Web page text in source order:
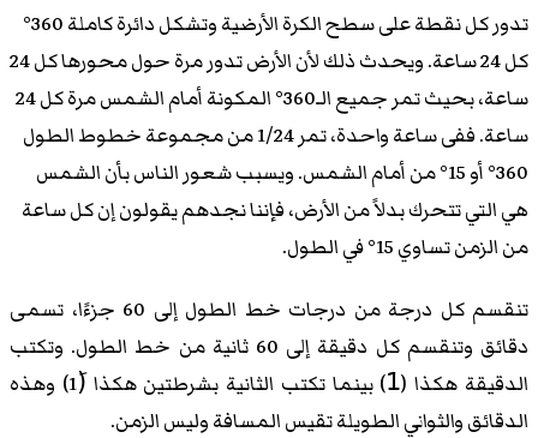
تدور كل نقطة على سطح الكرة الأرضية وتشكل دائرة كاملة 360°
كل 24 ساعة. ويحدث ذلك لأن الأرض تدور مرة حول محورها كل 24
ساعة، بحيث تمر جميع الـ360° المكونة أمام الشمس مرة كل 24
ساعة. ففى ساعة واحدة، تمر 1/24 من مجموعة خطوط الطول
360° أو 15° من أمام الشمس. ويسبب شعور الناس بأن الشمس
هي التي تتحرك بدلاً من الأرض، فإننا نجدهم يقولون إن كل ساعة
من الزمن تساوي 15° في الطول.
تنقسم كل درجة من درجات خط الطول إلى 60 جزءًا، تسمى
دقائق وتنقسم كل دقيقة إلى 60 ثانية من خط الطول. وتكتب
الدقيقة هكذا (1َ) بينما تكتب الثانية بشرطتين هكذا (َ1) وهذه
الدقائق والثواني الطويلة تقيس المسافة وليس الزمن.